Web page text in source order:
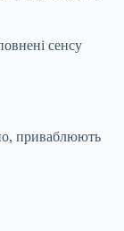
сенсу
приваблюють